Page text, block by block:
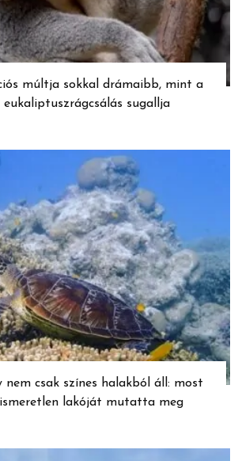
múltja sokkal drámaibb, mint a
sugallja
csak színes halakból áll: most
lakóját mutatta meg